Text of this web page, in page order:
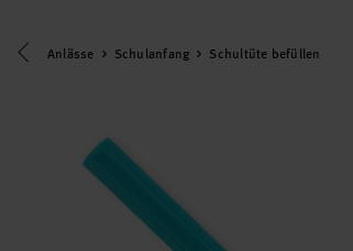
Eine Kategorie zurück navigieren
Anlässe Schulanfang Schultüte befüllen